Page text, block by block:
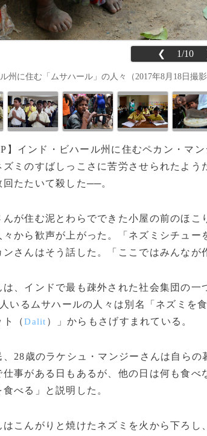
❮ 1/10
州に住む「ムサハール」の人々（2017年8月18日撮
】インド・ビハール州に住むペカン・マ
ズミのすばしっこさに苦労させられたよう
回たたいて殺した──。
が住む泥とわらでできた小屋の前のほこ
々から歓声が上がった。「ネズミシチュ
ンさんはそう話した。「ここではみんなが
、インドで最も疎外された社会集団の一
いるムサハールの人々は別名「ネズミを
ト（Dalit ）」からもさげすまれている。
28歳のラケシュ・マンジーさんは自らの
仕事がある日もあるが、他の日は何も食
べる」と説明した。
こんがりと焼けたネズミを火から下ろし